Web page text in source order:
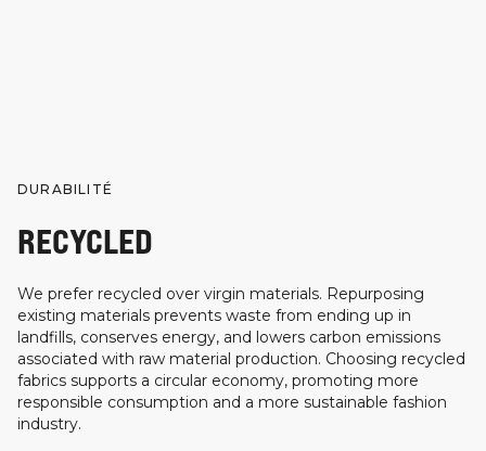
DURABILITÉ
RECYCLED
We prefer recycled over virgin materials. Repurposing
existing materials prevents waste from ending up in
landfills, conserves energy, and lowers carbon emissions
associated with raw material production. Choosing recycled
fabrics supports a circular economy, promoting more
responsible consumption and a more sustainable fashion
industry.